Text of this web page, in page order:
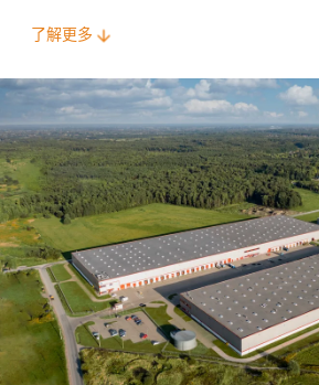
库大楼和附属办公室组成，公共交通
了解更多